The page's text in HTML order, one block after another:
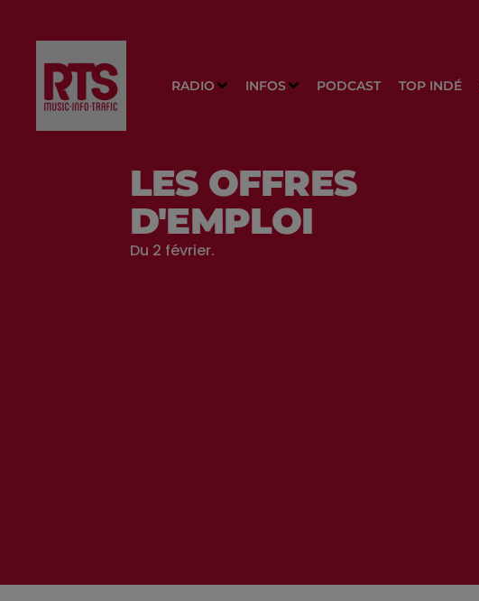
RADIO INFOS PODCAST TOP INDÉ
LES OFFRES
D'EMPLOI
Du 2 février.